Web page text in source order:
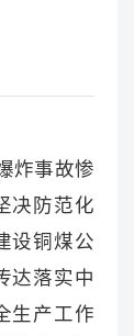
炸事故惨
决防范化
设铜煤公
达落实中
生产工作